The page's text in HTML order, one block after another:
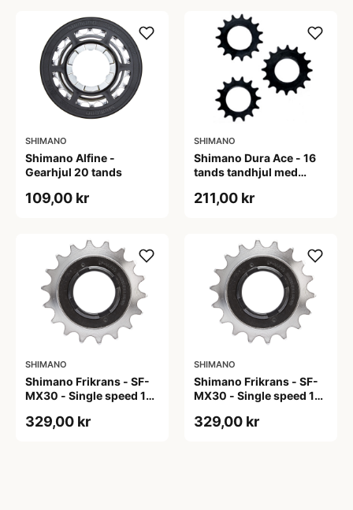
SHIMANO
Shimano Alfine -
Gearhjul 20 tands
109,00 kr
SHIMANO
Shimano Dura Ace - 16
tands tandhjul med
211,00 kr
SHIMANO
Shimano Frikrans - SF-
MX30 - Single speed 16
3/32"
329,00 kr
SHIMANO
Shimano Frikrans - SF-
MX30 - Single speed 17
3/32"
329,00 kr